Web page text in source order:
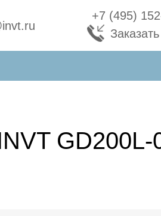
+7 (495)
GD200L-